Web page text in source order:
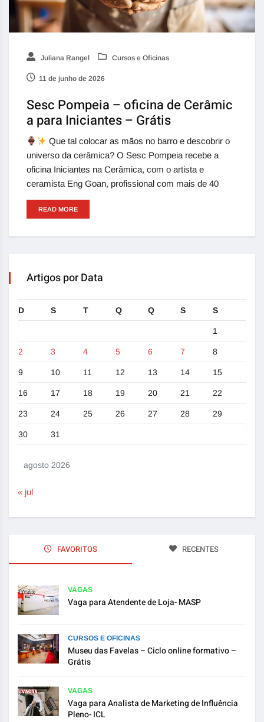
Juliana Rangel Cursos e Oficinas
11 de junho de 2026
Sesc Pompeia – oficina de Cerâmic
a para Iniciantes – Grátis
Que tal colocar as mãos no barro e descobrir o
universo da cerâmica? O Sesc Pompeia recebe a
oficina Iniciantes na Cerâmica, com o artista e
ceramista Eng Goan, profissional com mais de 40
READ MORE
Artigos por Data
agosto 2026
D S T Q Q S S
1
2 3 4 5 6 7 8
9 10 11 12 13 14 15
16 17 18 19 20 21 22
23 24 25 26 27 28 29
30 31
« jul
FAVORITOS RECENTES
VAGAS
Vaga para Atendente de Loja- MASP
CURSOS E OFICINAS
Museu das Favelas – Ciclo online formativo –
Grátis
VAGAS
Vaga para Analista de Marketing de Influência
Pleno- ICL